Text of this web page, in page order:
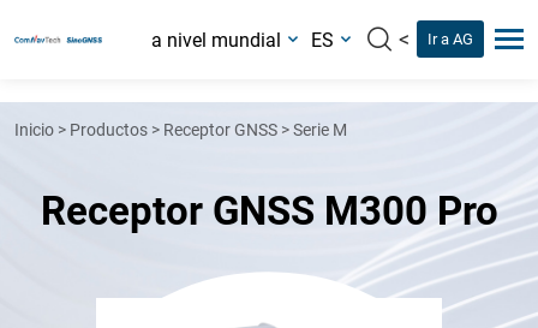
a nivel mundial ES < Ir a AG
Inicio > Productos > Receptor GNSS >Serie M
Receptor GNSS M300 Pro